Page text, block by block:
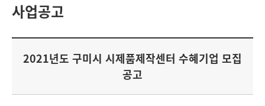
사업공고
2021년도 구미시 시제품제작센터 수혜기업 모집
공고